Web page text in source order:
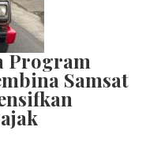
Program
Samsat